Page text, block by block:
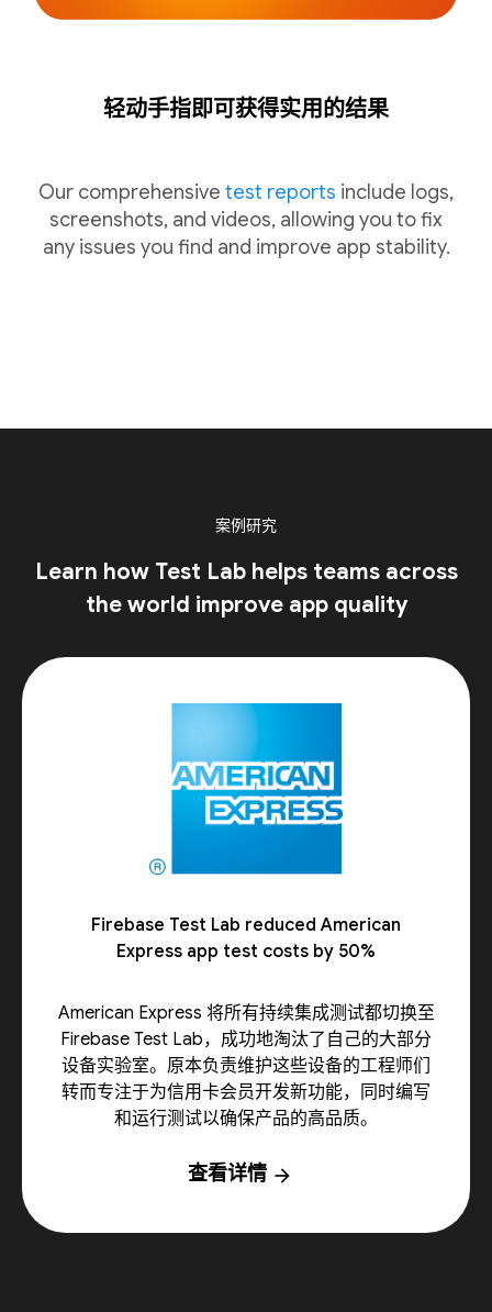
轻动手指即可获得实用的结果
Our comprehensive test reports include logs,
screenshots, and videos, allowing you to fix
any issues you find and improve app stability.
案例研究
Learn how Test Lab helps teams across
the world improve app quality
Firebase Test Lab reduced American
Express app test costs by 50%
American Express 将所有持续集成测试都切换至
Firebase Test Lab，成功地淘汰了自己的大部分
设备实验室。原本负责维护这些设备的工程师们
转而专注于为信用卡会员开发新功能，同时编写
和运行测试以确保产品的高品质。
查看详情 arrow_forward